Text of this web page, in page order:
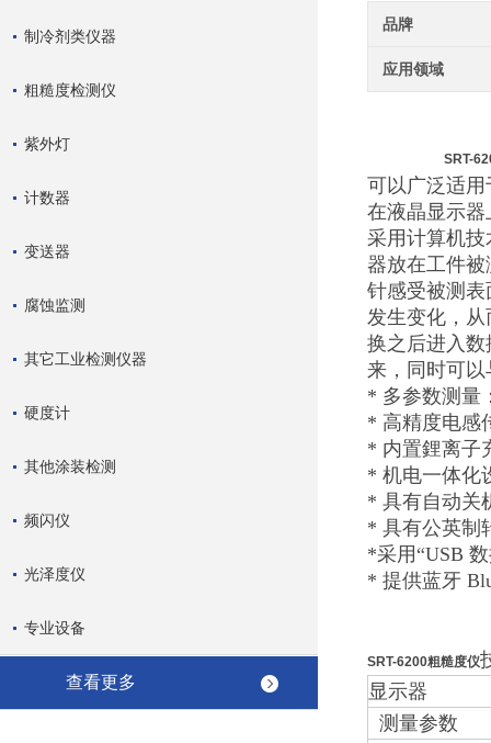
制冷剂类仪器
粗糙度检测仪
紫外灯
计数器
变送器
腐蚀监测
其它工业检测仪器
硬度计
其他涂装检测
频闪仪
光泽度仪
专业设备
查看更多
品牌
应用领域
SRT-
可以广泛适
在液晶显示
采用计算机技
器放在工件
针感受被测
发生变化，
换之后进入
来，同时可以
* 多参数测量
* 高精度电感
* 内置鋰离子
* 机电一体化
* 具有自动关
* 具有公英制
*采用“USB
* 提供蓝牙
SRT-6200粗糙度仪
显示器
测量参数